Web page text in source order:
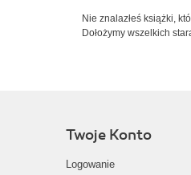
Nie znalazłeś książki,
Dołożymy wszelkich
Twoje Konto
Logowanie